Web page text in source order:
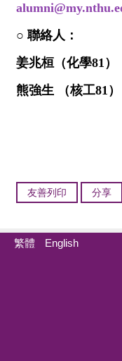
○ 聯絡人：
姜兆桓（化學81）
熊強生 （核工81）
友善列印 分享
繁體 English